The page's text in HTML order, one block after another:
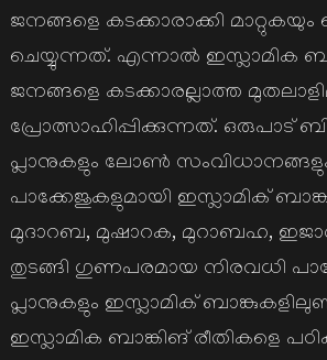
ജനങ്ങളെ കടക്കാരാക്കി
ചെയ്യുന്നത്. എന്നാല്‍ ഇസ്ലാമിക
ജനങ്ങളെ കടക്കാരല്ലാത്ത
പ്രോത്സാഹിപ്പിക്കുന്നത്. ഒരുപാട്
പ്ലാനുകളും ലോണ്‍
പാക്കേജുകളുമായി ഇസ്ലാമിക്
മുദാറബ, മുഷാറക, മുറാബഹ,
തുടങ്ങി ഗുണപരമായ നിരവധി
പ്ലാനുകളും ഇസ്ലാമിക്
ഇസ്ലാമിക ബാങ്കിങ് രീതികളെ